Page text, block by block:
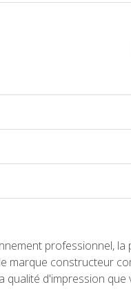
professionnel,
marque constructeur
qualité d'impression